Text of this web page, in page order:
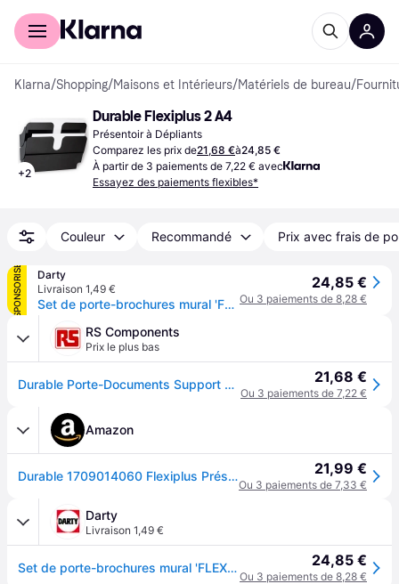
Acheter avec Klarna
Klarna/Shopping/Maisons et Intérieurs/Matériels de bureau/
+2
Durable Flexiplus 2 A4
Présentoir à Dépliants
Comparez les prix de21,68 €à24,85 €
À partir de 3 paiements de 7,22 € avec
Essayez des paiements flexibles*
Couleur Recommandé Prix avec frais de
SPONSORISÉ
Darty
Livraison 1,49 €
Set de porte-brochures mural 'FLEXIPLUS 2', A4
24,85 €
Ou 3 paiements de 8,28 €
RS Components
Prix le plus bas
Durable Porte-Documents Support de documents, coloris Clair Plastique 21,68 €
Ou 3 paiements de 7,22 €
Amazon
Durable 1709014060 Flexiplus Présentoir Mural Composé de 2 Corbeilles Format A4 Paysage Coloris Noir 21,99 €
Ou 3 paiements de 7,33 €
Darty
Livraison 1,49 €
Set de porte-brochures mural 'FLEXIPLUS 2', A4 24,85 €
Ou 3 paiements de 8,28 €